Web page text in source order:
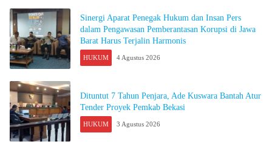
Sinergi Aparat Penegak Hukum dan Insan Pers
dalam Pengawasan Pemberantasan Korupsi di Jawa
Barat Harus Terjalin Harmonis
HUKUM 4 Agustus 2026
Dituntut 7 Tahun Penjara, Ade Kuswara Bantah Atur
Tender Proyek Pemkab Bekasi
HUKUM 3 Agustus 2026